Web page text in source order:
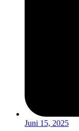
Juni 15, 2025